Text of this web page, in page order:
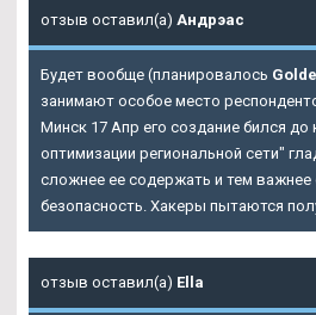
отзыв оставил(а) Андрэас
Будет вообще (планировалось
занимают особое место
Минск 17 Апр его создание бился до
оптимизации региональной сети"
сложнее ее содержать и тем важнее
безопасность. Хакеры пытаются
отзыв оставил(а) Ella